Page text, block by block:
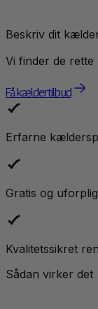
Beskriv dit
Vi finder de
Få kældertilbud
Erfarne
Gratis og
Kvalitetssikret
Sådan virker det